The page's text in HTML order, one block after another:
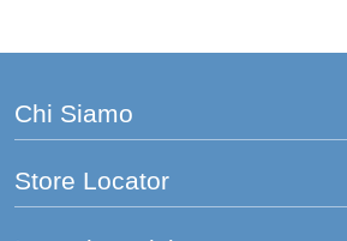
Chi Siamo
Store Locator